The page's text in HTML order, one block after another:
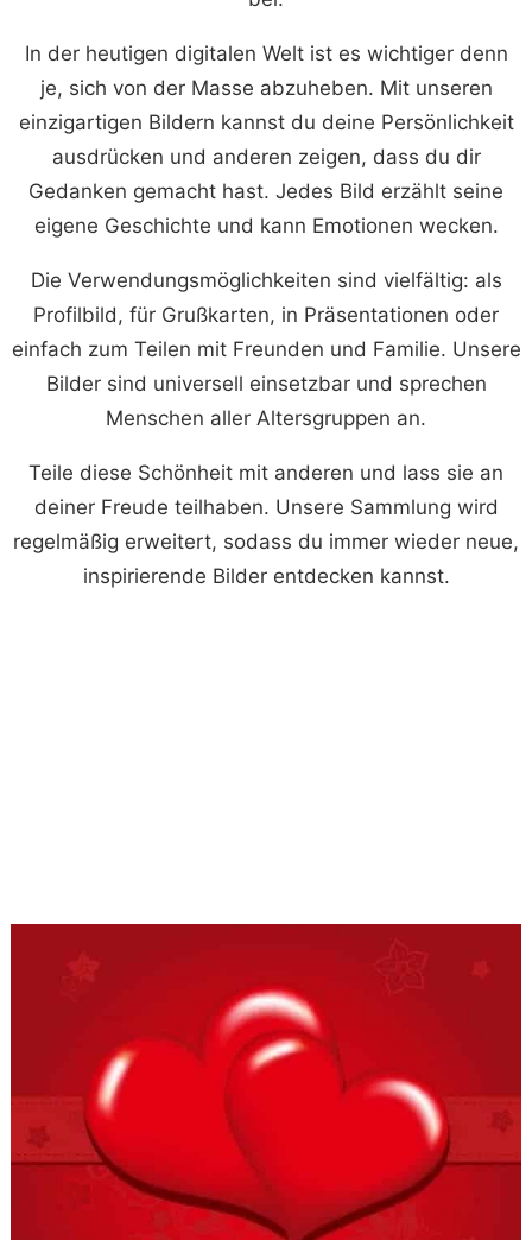
In der heutigen digitalen Welt ist es wichtiger denn
je, sich von der Masse abzuheben. Mit unseren
einzigartigen Bildern kannst du deine Persönlichkeit
ausdrücken und anderen zeigen, dass du dir
Gedanken gemacht hast. Jedes Bild erzählt seine
eigene Geschichte und kann Emotionen wecken.
Die Verwendungsmöglichkeiten sind vielfältig: als
Profilbild, für Grußkarten, in Präsentationen oder
einfach zum Teilen mit Freunden und Familie. Unsere
Bilder sind universell einsetzbar und sprechen
Menschen aller Altersgruppen an.
Teile diese Schönheit mit anderen und lass sie an
deiner Freude teilhaben. Unsere Sammlung wird
regelmäßig erweitert, sodass du immer wieder neue,
inspirierende Bilder entdecken kannst.